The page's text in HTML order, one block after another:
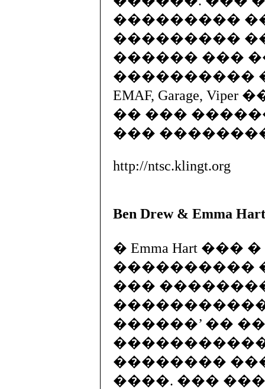
���������
���������
������ ���
����������
EMAF, Garage, Viper
�� ���
���
http://ntsc.klingt.org
Ben Drew & Emma
� Emma Hart ��� �
����������
���
������’ ��
�������� ���
����. ���